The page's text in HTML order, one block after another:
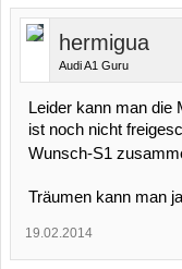
hermigua
Audi A1 Guru
Leider kann man die
ist noch nicht
Wunsch-S1
Träumen kann man
19.02.2014